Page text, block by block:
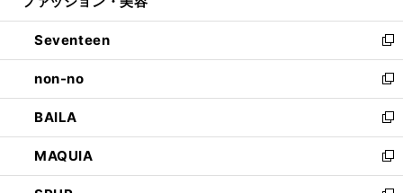
開
く
ウ
で
開
く
ン
ド
ウ
で
開
く
Seventeen
新
し
い
ウ
ィ
ン
ド
ウ
non-no
新
し
い
ウ
ィ
ン
BAILA
新
し
い
ウ
MAQUIA
新
し